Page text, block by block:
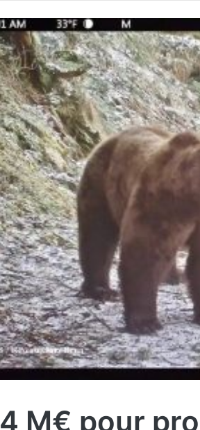
4 M€ pour